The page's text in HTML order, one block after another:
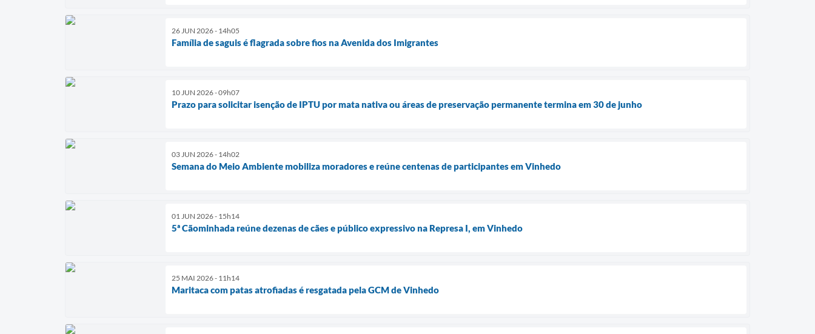
26 JUN 2026 - 14h05
Família de saguis é flagrada sobre fios na Avenida dos Imigrantes
10 JUN 2026 - 09h07
Prazo para solicitar isenção de IPTU por mata nativa ou áreas de preservação permanente termina em 30 de junho
03 JUN 2026 - 14h02
Semana do Meio Ambiente mobiliza moradores e reúne centenas de participantes em Vinhedo
01 JUN 2026 - 15h14
5ª Cãominhada reúne dezenas de cães e público expressivo na Represa I, em Vinhedo
25 MAI 2026 - 11h14
Maritaca com patas atrofiadas é resgatada pela GCM de Vinhedo